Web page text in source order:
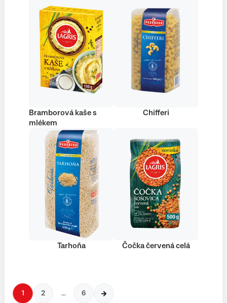
Bramborová kaše s
mlékem
Chifferi
Tarhoňa Čočka červená celá
1 2 … 6